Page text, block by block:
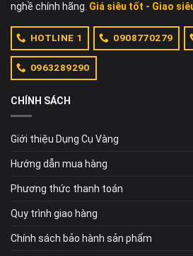
nghề chính hãng. Giá siêu tốt - Giao
HOTLINE 1 0908770279
0963289290
CHÍNH SÁCH
Giới thiệu Dụng Cụ Vàng
Hướng dẫn mua hàng
Phương thức thanh toán
Quy trình giao hàng
Chính sách bảo hành sản phẩm